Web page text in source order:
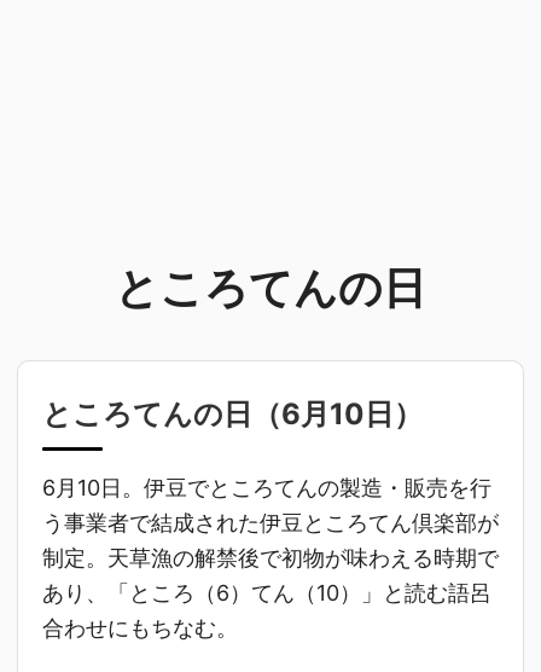
ところてんの日
ところてんの日（6月10日 ）
6月10日。伊豆でところてんの製造・販売を行
う事業者で結成された伊豆ところてん倶楽部が
制定。天草漁の解禁後で初物が味わえる時期で
あり、「ところ（6）てん（10）」と読む語呂
合わせにもちなむ。